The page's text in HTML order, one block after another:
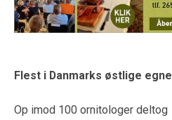
Flest i Danmarks østlige egne
Op imod 100 ornitologer deltog